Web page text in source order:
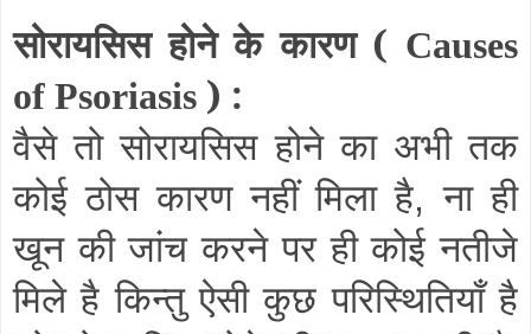
सोरायसिस होने के कारण ( Causes
of Psoriasis ) :
वैसे तो सोरायसिस होने का अभी तक
कोई ठोस कारण नहीं मिला है,ना ही
खून की जांच करने पर ही कोई नतीजे
मिले है किन्तु ऐसी कुछ परिस्थितियाँ है